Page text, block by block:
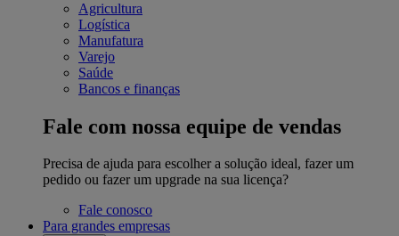
Agricultura
Logística
Manufatura
Varejo
Saúde
Bancos e finanças
Fale com nossa equipe de vendas
Precisa de ajuda para escolher a solução ideal, fazer um
pedido ou fazer um upgrade na sua licença?
Fale conosco
Para grandes empresas